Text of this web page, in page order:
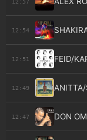
12:54
12:51 FEID/
12:49
12:47 DON